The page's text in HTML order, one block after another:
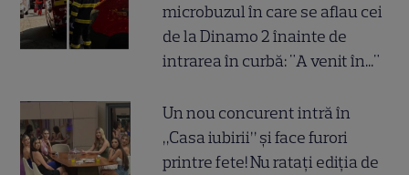
microbuzul în care se aflau cei
de la Dinamo 2 înainte de
intrarea în curbă: "A venit în..."
Un nou concurent intră în
„Casa iubirii” și face furori
printre fete! Nu ratați ediția de